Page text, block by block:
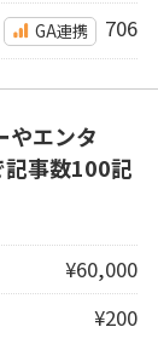
GA連携 706
やエンタ
記事数100記
¥60,000
¥200